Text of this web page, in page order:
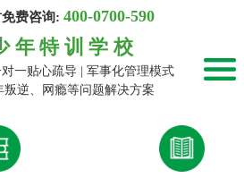
费咨询: 400-0700-590
年特训学校
一贴心疏导 | 军事化管理模式
叛逆、网瘾等问题解决方案